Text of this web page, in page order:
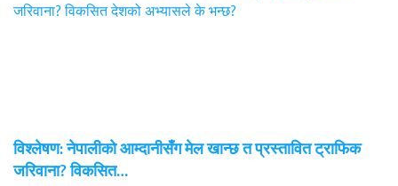
विश्लेषण: नेपालीको आम्दानीसँग मेल खान्छ त प्रस्तावित ट्राफिक
जरिवाना? विकसित…